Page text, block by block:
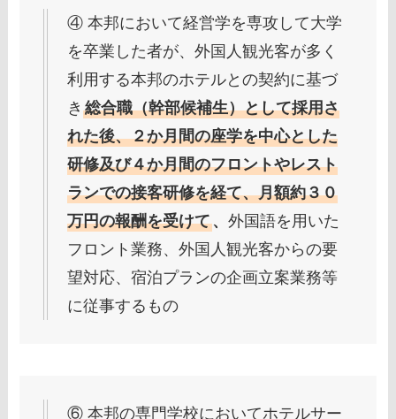
④ 本邦において経営学を専攻して大学
を卒業した者が、外国人観光客が多く
利用する本邦のホテルとの契約に基づ
き総合職（幹部候補生）として採用さ
れた後、２か月間の座学を中心とした
研修及び４か月間のフロントやレスト
ランでの接客研修を経て、月額約３０
万円の報酬を受けて、外国語を用いた
フロント業務、外国人観光客からの要
望対応、宿泊プランの企画立案業務等
に従事するもの
⑥ 本邦の専門学校においてホテルサー